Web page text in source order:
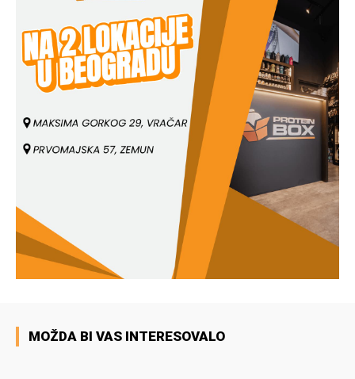
MOŽDA BI VAS INTERESOVALO